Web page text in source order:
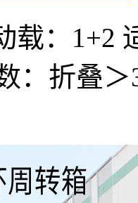
载：
：折叠＞